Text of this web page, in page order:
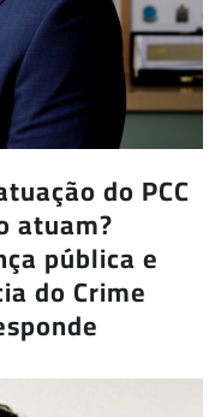
do PCC
atuam?
pública e
do Crime